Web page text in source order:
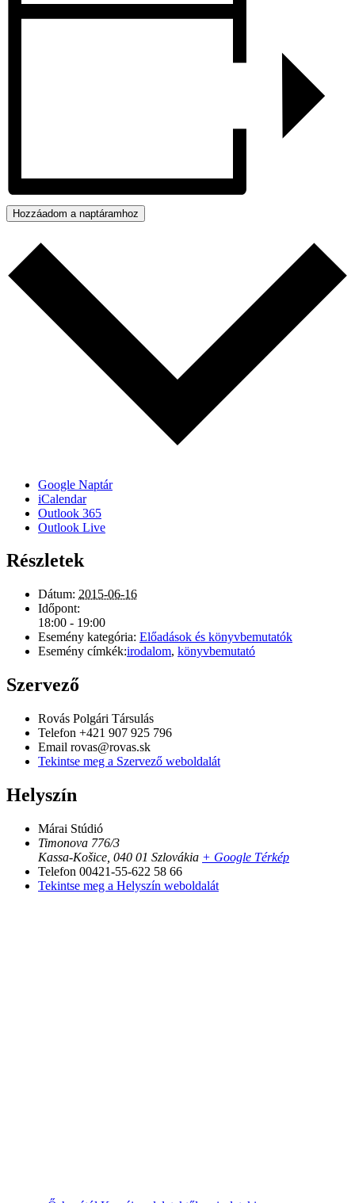
Hozzáadom a naptáramhoz
Google Naptár
iCalendar
Outlook 365
Outlook Live
Részletek
Dátum: 2015-06-16
Időpont:
18:00 - 19:00
Esemény kategória: Előadások és könyvbemutatók
Esemény címkék:irodalom, könyvbemutató
Szervező
Rovás Polgári Társulás
Telefon +421 907 925 796
Email rovas@rovas.sk
Tekintse meg a Szervező weboldalát
Helyszín
Márai Stúdió
Timonova 776/3
Kassa-Košice 040 01 Szlovákia + Google Térkép
Telefon 00421-55-622 58 66
Tekintse meg a Helyszín weboldalát